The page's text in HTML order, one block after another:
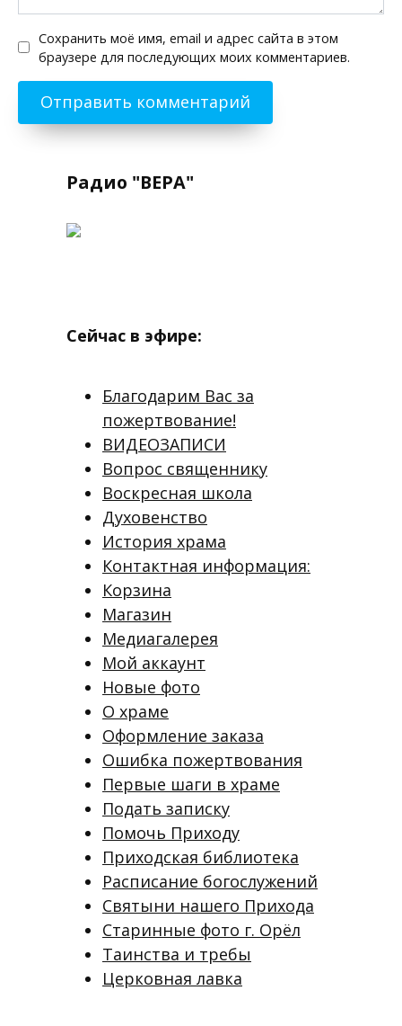
Сохранить моё имя, email и адрес сайта в этом
браузере для последующих моих комментариев.
Радио "ВЕРА"
Сейчас в эфире:
Благодарим Вас за
пожертвование!
ВИДЕОЗАПИСИ
Вопрос священнику
Воскресная школа
Духовенство
История храма
Контактная информация:
Корзина
Магазин
Медиагалерея
Мой аккаунт
Новые фото
О храме
Оформление заказа
Ошибка пожертвования
Первые шаги в храме
Подать записку
Помочь Приходу
Приходская библиотека
Расписание богослужений
Святыни нашего Прихода
Старинные фото г. Орёл
Таинства и требы
Церковная лавка